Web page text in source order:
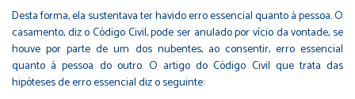
Desta forma, ela sustentava ter havido erro essencial quanto à pessoa. O
casamento, diz o Código Civil, pode ser anulado por vício da vontade, se
houve por parte de um dos nubentes, ao consentir, erro essencial
quanto à pessoa do outro. O artigo do Código Civil que trata das
hipóteses de erro essencial diz o seguinte: